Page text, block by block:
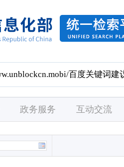
政务服务 互动交流